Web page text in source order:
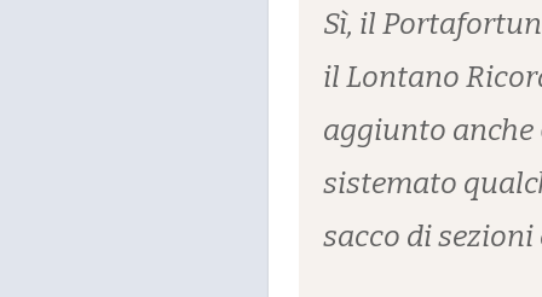
Sì, il
il Lontano
aggiunto anche
sistemato
sacco di